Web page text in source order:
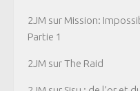
2JM sur Mission:
Partie 1
2JM surThe Raid